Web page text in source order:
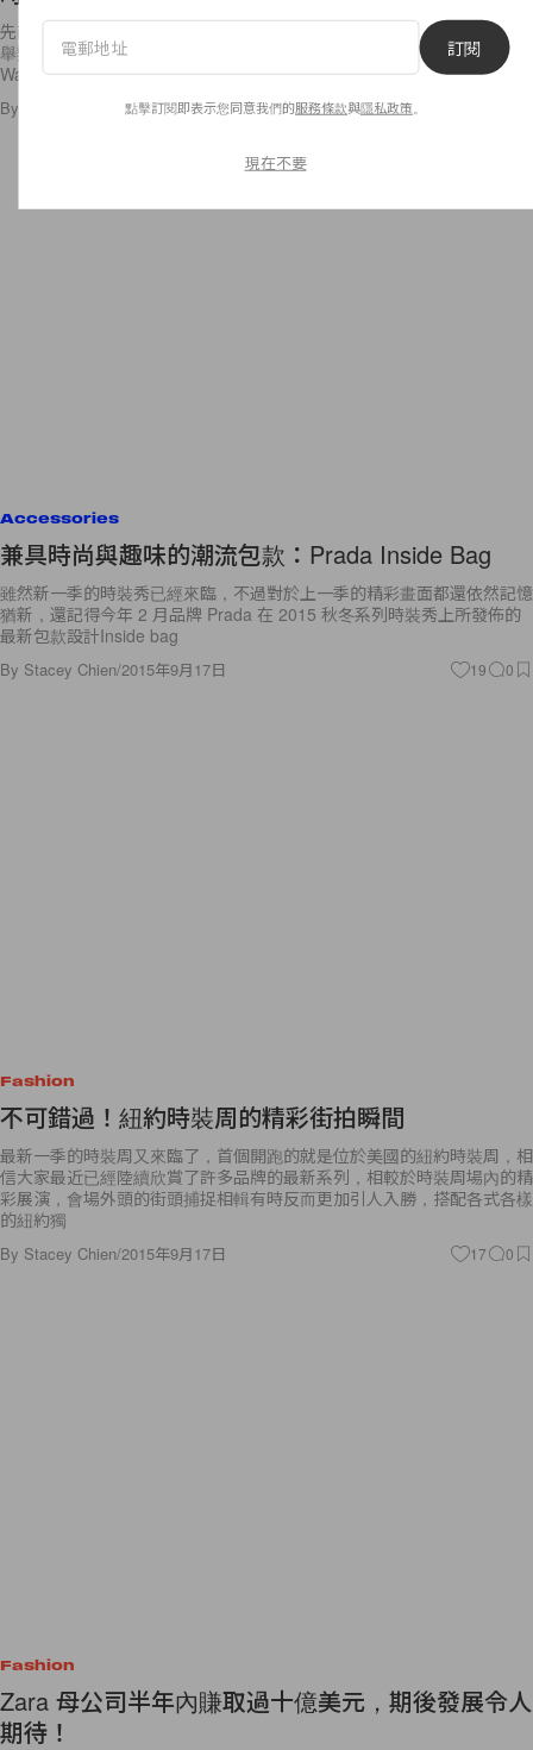
先前才欣賞完 Alexander Wang 為歡慶品牌成立 10 週年在紐約時裝周所
舉辦的時裝秀派對，現場眾星雲集大家玩得樂不可支，就連 Alexander
Wang
By 2015年9月17日
Accessories
兼具時尚與趣味的潮流包款：Prada Inside Bag
雖然新一季的時裝秀已經來臨，不過對於上一季的精彩畫面都還依然記憶
猶新，還記得今年 2 月品牌 Prada 在 2015 秋冬系列時裝秀上所發佈的
最新包款設計Inside bag
By Stacey Chien/2015年9月17日 19 0
Fashion
不可錯過！紐約時裝周的精彩街拍瞬間
最新一季的時裝周又來臨了，首個開跑的就是位於美國的紐約時裝周，相
信大家最近已經陸續欣賞了許多品牌的最新系列，相較於時裝周場內的精
彩展演，會場外頭的街頭捕捉相輯有時反而更加引人入勝，搭配各式各樣
的紐約獨
By Stacey Chien/2015年9月17日 17 0
Fashion
Zara 母公司半年內賺取過十億美元，期後發展令人
期待！
訂閱
點擊訂閱即表示您同意我們的服務條款與隱私政策
現在不要